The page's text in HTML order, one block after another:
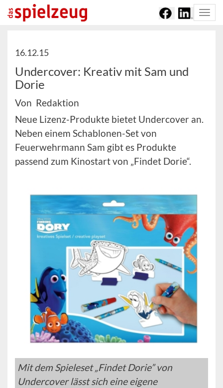
16.12.15
Undercover: Kreativ mit Sam und
Dorie
Von Redaktion
Neue Lizenz-Produkte bietet Undercover an.
Neben einem Schablonen-Set von
Feuerwehrmann Sam gibt es Produkte
passend zum Kinostart von „Findet Dorie“.
Mit dem Spieleset „Findet Dorie” von
Undercover lässt sich eine eigene